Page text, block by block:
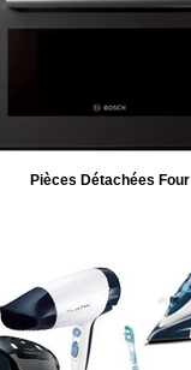
Pièces Détachées Four